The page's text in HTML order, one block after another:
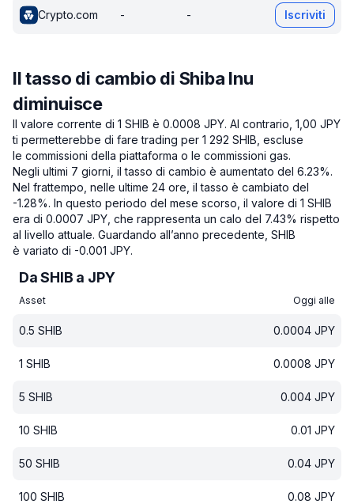
Crypto.com - - Iscriviti
Il tasso di cambio di Shiba Inu
diminuisce
Il valore corrente di 1 SHIB è 0.0008 JPY. Al contrario, 1,00 JPY
ti permetterebbe di fare trading per 1 292 SHIB, escluse
le commissioni della piattaforma o le commissioni gas.
Negli ultimi 7 giorni, il tasso di cambio è aumentato del 6.23%.
Nel frattempo, nelle ultime 24 ore, il tasso è cambiato del
-1.28%. In questo periodo del mese scorso, il valore di 1 SHIB
era di 0.0007 JPY, che rappresenta un calo del 7.43% rispetto
al livello attuale. Guardando all’anno precedente, SHIB
è variato di -0.001 JPY.
Da SHIB a JPY
Asset Oggi alle
0.5 SHIB 0.0004 JPY
1 SHIB 0.0008 JPY
5 SHIB 0.004 JPY
10 SHIB 0.01 JPY
50 SHIB 0.04 JPY
100 SHIB 0.08 JPY